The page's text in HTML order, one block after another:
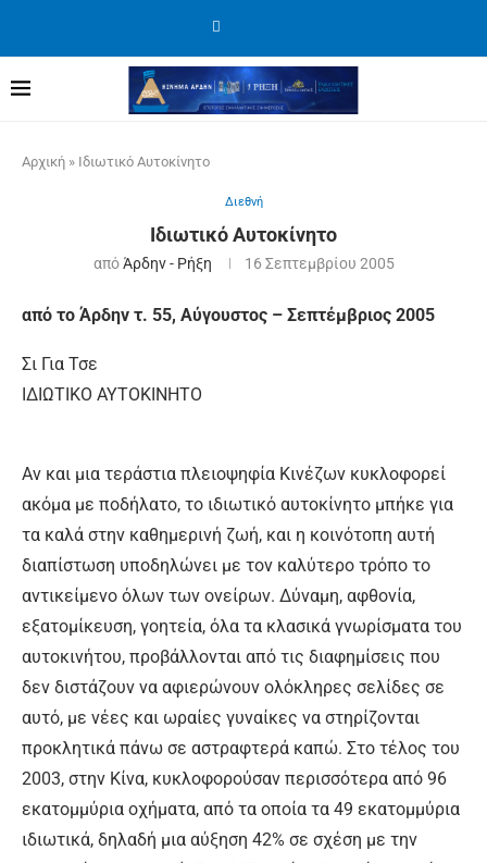
Αρχική » Ιδιωτικό Αυτοκίνητο
Διεθνή
Ιδιωτικό Αυτοκίνητο
απόΆρδην - Ρήξη 16 Σεπτεμβρίου 2005
από το Άρδην τ. 55, Αύγουστος – Σεπτέμβριος 2005
Σι Για Τσε
ΙΔΙΩΤΙΚΟ ΑΥΤΟΚΙΝΗΤΟ
Αν και μια τεράστια πλειοψηφία Κινέζων κυκλοφορεί
ακόμα με ποδήλατο, το ιδιωτικό αυτοκίνητο μπήκε για
τα καλά στην καθημερινή ζωή, και η κοινότοπη αυτή
διαπίστωση υποδηλώνει με τον καλύτερο τρόπο το
αντικείμενο όλων των ονείρων. Δύναμη, αφθονία,
εξατομίκευση, γοητεία, όλα τα κλασικά γνωρίσματα του
αυτοκινήτου, προβάλλονται από τις διαφημίσεις που
δεν διστάζουν να αφιερώνουν ολόκληρες σελίδες σε
αυτό, με νέες και ωραίες γυναίκες να στηρίζονται
προκλητικά πάνω σε αστραφτερά καπώ. Στο τέλος του
2003, στην Κίνα, κυκλοφορούσαν περισσότερα από 96
εκατομμύρια οχήματα, από τα οποία τα 49 εκατομμύρια
ιδιωτικά, δηλαδή μια αύξηση 42% σε σχέση με την